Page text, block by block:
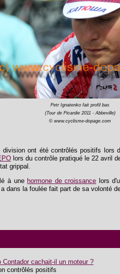
Petr Ignatenko fait profil bas
(Tour de Picardie 2011 - Abbeville)
© www.cyclisme-dopage.com
ont été contrôlés positifs lors
lors du contrôle pratiqué le 22 avril
grippal.
à une hormone de croissance lors
dans la foulée fait part de sa volonté
Contador cachait-il un moteur ?
contrôlés positifs